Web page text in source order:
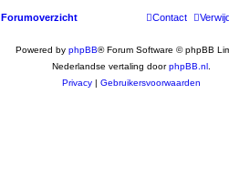
Forumoverzicht Contact
Powered by phpBB® Forum Software © phpBB
Nederlandse vertaling doorphpBB.nl.
Privacy| Gebruikersvoorwaarden